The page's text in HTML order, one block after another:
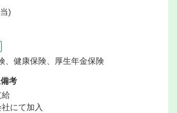
)
、健康保険、厚生年金保険
考
にて加入